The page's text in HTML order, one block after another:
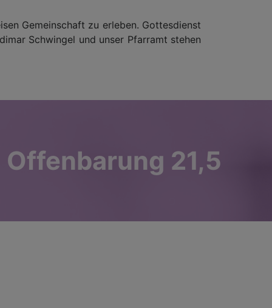
Gemeinschaft zu erleben. Gottesdienst
Schwingel und unser Pfarramt stehen
21,5